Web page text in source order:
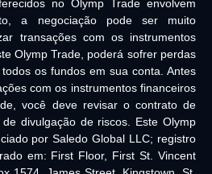
no Olymp Trade envolvem
a negociação pode ser muito
transações com os instrumentos
Olymp Trade, poderá sofrer perdas
os fundos em sua conta. Antes
com os instrumentos financeiros
você deve revisar o contrato de
divulgação de riscos. Este Olymp
por Saledo Global LLC; registro
em: First Floor, First St. Vincent